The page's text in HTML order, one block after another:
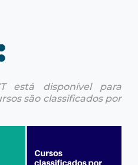
está disponível para
são classificados por